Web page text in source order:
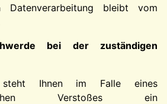
Datenverarbeitung bleibt vom
bei der zuständigen
steht Ihnen im Falle eines
Verstoßes ein